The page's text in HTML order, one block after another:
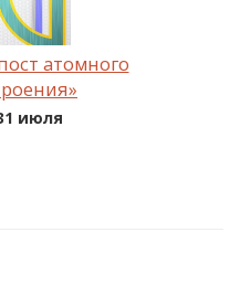
атомного
июля